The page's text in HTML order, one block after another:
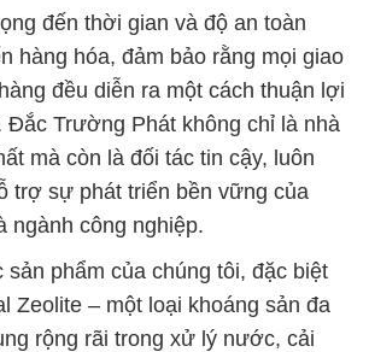
đến thời gian và độ an toàn
hàng hóa, đảm bảo rằng mọi giao
đều diễn ra một cách thuận lợi
Đắc Trường Phát không chỉ là nhà
mà còn là đối tác tin cậy, luôn
trợ sự phát triển bền vững của
ngành công nghiệp.
sản phẩm của chúng tôi, đặc biệt
Zeolite – một loại khoáng sản đa
rộng rãi trong xử lý nước, cải